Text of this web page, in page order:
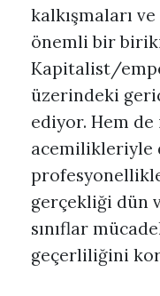
kalkışmaları
önemli bir
Kapitalist/
üzerindeki
ediyor. Hem
acemilikleriyle
gerçekliği dün
sınıflar
geçerliliğini